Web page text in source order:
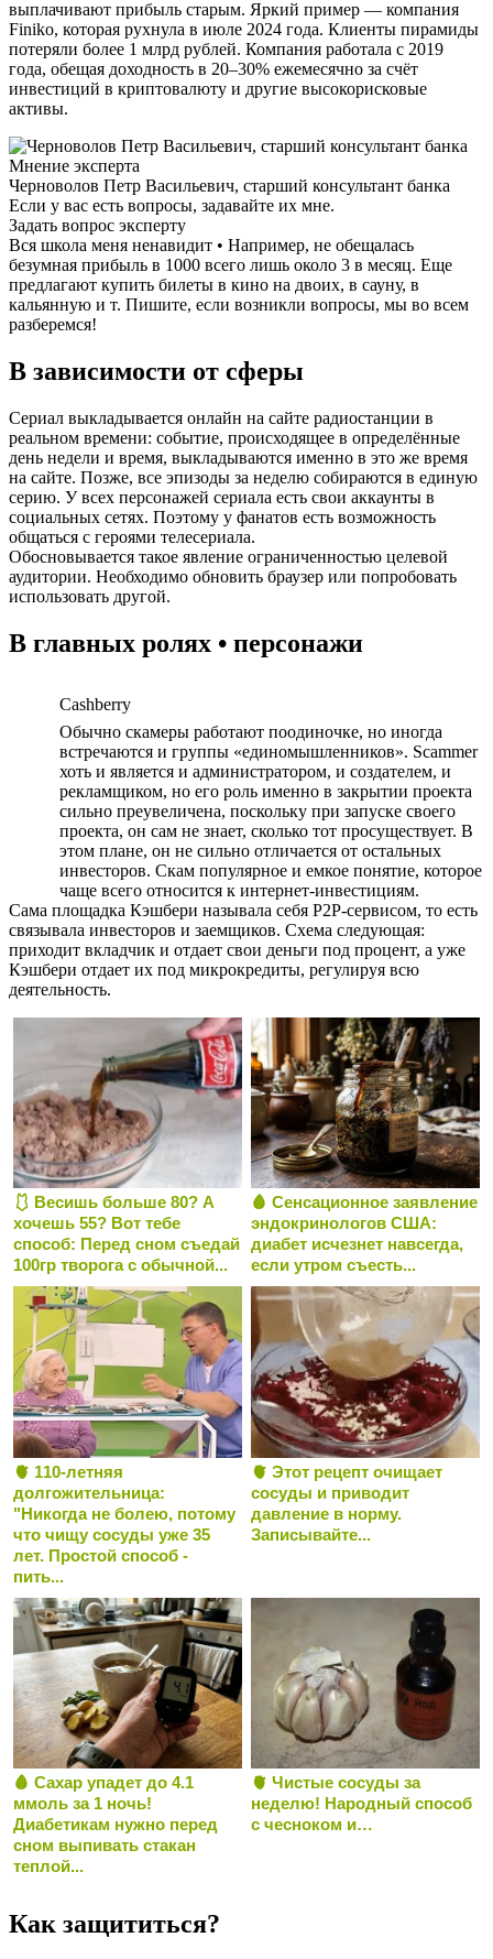
выплачивают прибыль старым. Яркий пример — компания
Finiko, которая рухнула в июле 2024 года. Клиенты пирамиды
потеряли более 1 млрд рублей. Компания работала с 2019
года, обещая доходность в 20–30% ежемесячно за счёт
инвестиций в криптовалюту и другие высокорисковые
активы.
Мнение эксперта
Черноволов Петр Васильевич, старший консультант банка
Если у вас есть вопросы, задавайте их мне.
Задать вопрос эксперту
Вся школа меня ненавидит • Например, не обещалась
безумная прибыль в 1000 всего лишь около 3 в месяц. Еще
предлагают купить билеты в кино на двоих, в сауну, в
кальянную и т. Пишите, если возникли вопросы, мы во всем
разберемся!
В зависимости от сферы
Сериал выкладывается онлайн на сайте радиостанции в
реальном времени: событие, происходящее в определённые
день недели и время, выкладываются именно в это же время
на сайте. Позже, все эпизоды за неделю собираются в единую
серию. У всех персонажей сериала есть свои аккаунты в
социальных сетях. Поэтому у фанатов есть возможность
общаться с героями телесериала.
Обосновывается такое явление ограниченностью целевой
аудитории. Необходимо обновить браузер или попробовать
использовать другой.
В главных ролях • персонажи
Cashberry
Обычно скамеры работают поодиночке, но иногда
встречаются и группы «единомышленников». Scammer
хоть и является и администратором, и создателем, и
рекламщиком, но его роль именно в закрытии проекта
сильно преувеличена, поскольку при запуске своего
проекта, он сам не знает, сколько тот просуществует. В
этом плане, он не сильно отличается от остальных
инвесторов. Скам популярное и емкое понятие, которое
чаще всего относится к интернет-инвестициям.
Сама площадка Кэшбери называла себя P2P-сервисом, то есть
связывала инвесторов и заемщиков. Схема следующая:
приходит вкладчик и отдает свои деньги под процент, а уже
Кэшбери отдает их под микрокредиты, регулируя всю
деятельность.
🩱 Весишь больше 80? А
хочешь 55? Вот тебе
способ: Перед сном съедай
100гр творога с обычной...
🩸 Сенсационное заявление
эндокринологов США:
диабет исчезнет навсегда,
если утром съесть...
🫀 110-летняя
долгожительница:
"Никогда не болею, потому
что чищу сосуды уже 35
лет. Простой способ -
пить...
🫀 Этот рецепт очищает
сосуды и приводит
давление в норму.
Записывайте...
🩸 Сахар упадет до 4.1
ммоль за 1 ночь!
Диабетикам нужно перед
сном выпивать стакан
теплой...
🫀 Чистые сосуды за
неделю! Народный способ
с чесноком и…
Как защититься?